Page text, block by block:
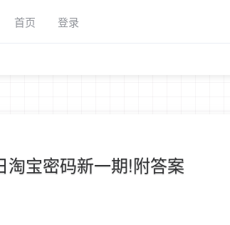
首页 登录
淘宝密码新一期!附答案